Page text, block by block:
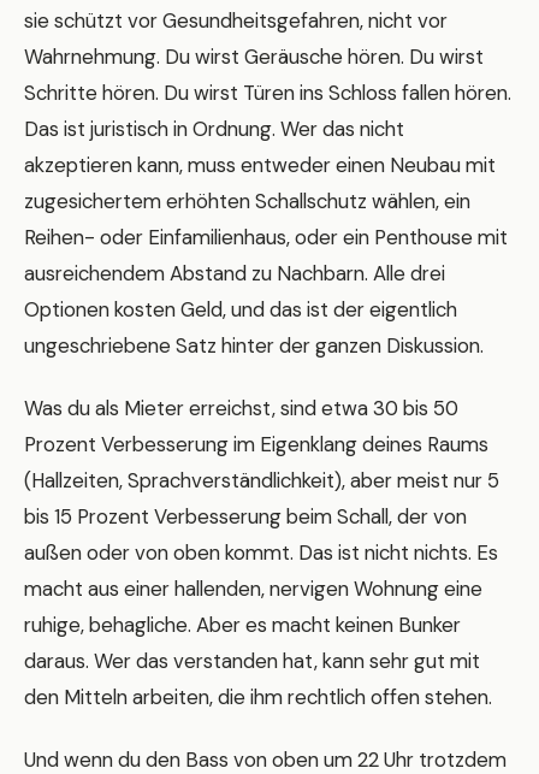
sie schützt vor Gesundheitsgefahren, nicht vor
Wahrnehmung. Du wirst Geräusche hören. Du wirst
Schritte hören. Du wirst Türen ins Schloss fallen hören.
Das ist juristisch in Ordnung. Wer das nicht
akzeptieren kann, muss entweder einen Neubau mit
zugesichertem erhöhten Schallschutz wählen, ein
Reihen- oder Einfamilienhaus, oder ein Penthouse mit
ausreichendem Abstand zu Nachbarn. Alle drei
Optionen kosten Geld, und das ist der eigentlich
ungeschriebene Satz hinter der ganzen Diskussion.
Was du als Mieter erreichst, sind etwa 30 bis 50
Prozent Verbesserung im Eigenklang deines Raums
(Hallzeiten, Sprachverständlichkeit), aber meist nur 5
bis 15 Prozent Verbesserung beim Schall, der von
außen oder von oben kommt. Das ist nicht nichts. Es
macht aus einer hallenden, nervigen Wohnung eine
ruhige, behagliche. Aber es macht keinen Bunker
daraus. Wer das verstanden hat, kann sehr gut mit
den Mitteln arbeiten, die ihm rechtlich offen stehen.
Und wenn du den Bass von oben um 22 Uhr trotzdem